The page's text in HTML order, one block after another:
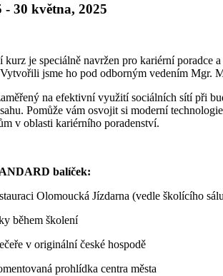
- 30 května, 2025
kurz je speciálně navržen pro kariérní poradce
Vytvořili jsme ho pod odborným vedením Mgr.
na efektivní využití sociálních sítí při
Pomůže vám osvojit si moderní
v oblasti kariérního poradenství.
balíček:
Olomoucká Jízdarna (vedle školícího
během školení
v originální české hospodě
prohlídka centra města